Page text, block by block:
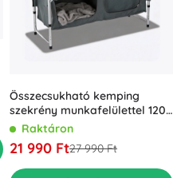
Összecsukható kemping
szekrény munkafelülettel 120
× 47 × 68 cm
Raktáron
21 990 Ft27 990 Ft